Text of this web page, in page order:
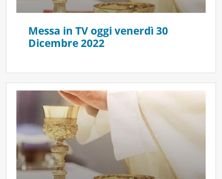
Messa in TV oggi venerdì 30
Dicembre 2022